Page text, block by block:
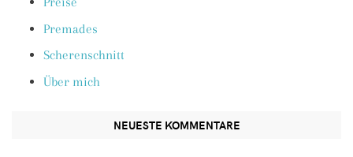
Premades
Scherenschnitt
Über mich
NEUESTE KOMMENTARE